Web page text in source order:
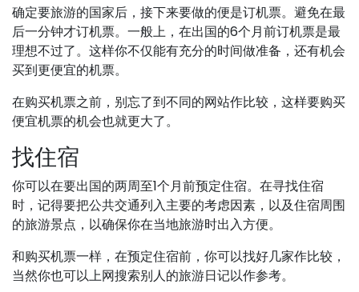
确定要旅游的国家后，接下来要做的便是订机票。避免在最
后一分钟才订机票。一般上，在出国的6个月前订机票是最
理想不过了。这样你不仅能有充分的时间做准备，还有机会
买到更便宜的机票。
在购买机票之前，别忘了到不同的网站作比较，这样要购买
便宜机票的机会也就更大了。
找住宿
你可以在要出国的两周至1个月前预定住宿。在寻找住宿
时，记得要把公共交通列入主要的考虑因素，以及住宿周围
的旅游景点，以确保你在当地旅游时出入方便。
和购买机票一样，在预定住宿前，你可以找好几家作比较，
当然你也可以上网搜索别人的旅游日记以作参考。